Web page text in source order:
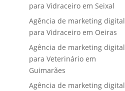
para Vidraceiro em Seixal
Agência de marketing digital
para Vidraceiro em Oeiras
Agência de marketing digital
para Veterinário em
Guimarães
Agência de marketing digital